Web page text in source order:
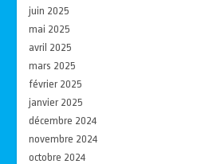
juin 2025
mai 2025
avril 2025
mars 2025
février 2025
janvier 2025
décembre 2024
novembre 2024
octobre 2024